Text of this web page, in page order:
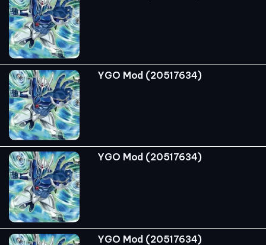
YGO Mod (20517634)
YGO Mod (20517634)
YGO Mod (20517634)